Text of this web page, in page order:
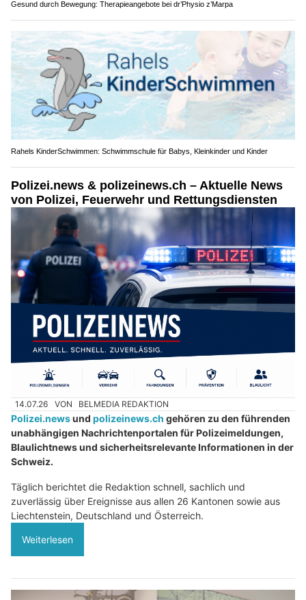
Gesund durch Bewegung: Therapieangebote bei dr’Physio z’Marpa
Rahels KinderSchwimmen: Schwimmschule für Babys, Kleinkinder und Kinder
Polizei.news & polizeinews.ch – Aktuelle News
von Polizei, Feuerwehr und Rettungsdiensten
14.07.26 VON BELMEDIA REDAKTION
Polizei.newsund polizeinews.ch gehören zu den führenden
unabhängigen Nachrichtenportalen für Polizeimeldungen,
Blaulichtnews und sicherheitsrelevante Informationen in der
Schweiz.
Täglich berichtet die Redaktion schnell, sachlich und
zuverlässig über Ereignisse aus allen 26 Kantonen sowie aus
Liechtenstein, Deutschland und Österreich.
Weiterlesen